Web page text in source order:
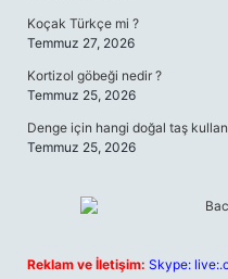
Koçak Türkçe mi ?
Temmuz 27, 2026
Kortizol göbeği nedir ?
Temmuz 25, 2026
Denge için hangi doğal taş
Temmuz 25, 2026
Reklam ve İletişim: Skype: